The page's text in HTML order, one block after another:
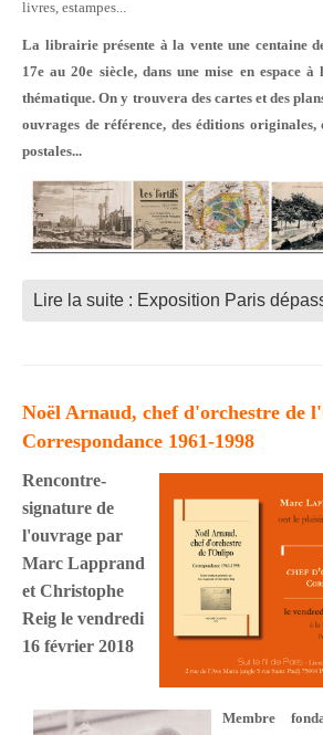
livres, estampes...
La librairie présente à la vente une centaine
17e au 20e siècle, dans une mise en espace
thématique. On y trouvera des cartes et des
ouvrages de référence, des éditions originales,
postales...
Lire la suite : Exposition Paris
Noël Arnaud, chef d'orchestre de
Correspondance 1961-1998
Rencontre-
signature de
l'ouvrage par
Marc Lapprand
et Christophe
Reig le vendredi
16 février 2018
Membre